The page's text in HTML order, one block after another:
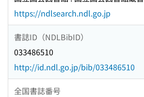
https://ndlsearch.ndl.go.jp
書誌ID（NDLBibID）
033486510
http://id.ndl.go.jp/bib/033486510
全国書誌番号